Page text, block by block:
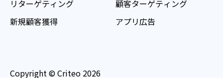
リターゲティング
新規顧客獲得
顧客ターゲティング
アプリ広告
Copyright © Criteo 2026